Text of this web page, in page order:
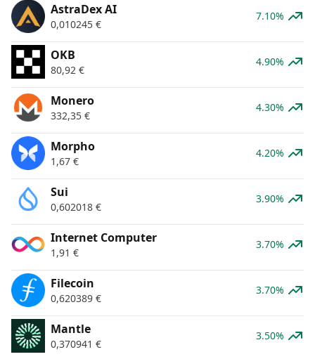
AstraDex AI
0,010245 €
7.10%
OKB
80,92 €
4.90%
Monero
332,35 €
4.30%
Morpho
1,67 €
4.20%
Sui
0,602018 €
3.90%
Internet Computer
1,91 €
3.70%
Filecoin
0,620389 €
3.70%
Mantle
0,370941 €
3.50%